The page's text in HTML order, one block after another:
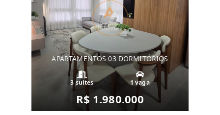
APARTAMENTOS 03 DORMITÓRIOS
3 suítes 1 vaga
R$ 1.980.000